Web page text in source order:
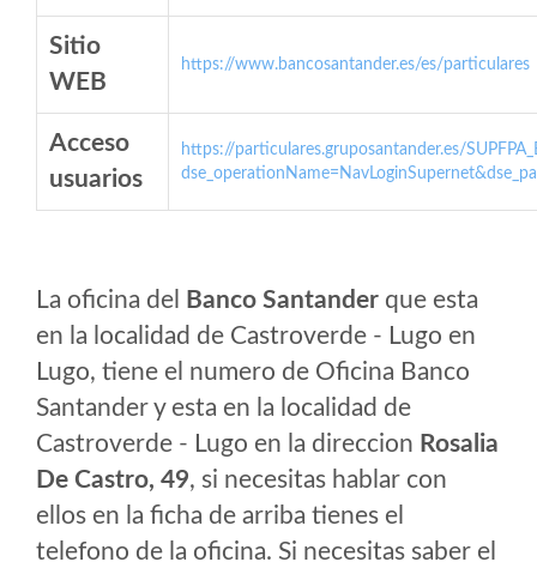
Sitio
WEB
https://www.bancosantander.es/es/particulares
Acceso
usuarios
https://particulares.gruposantander.es/
La oficina del Banco Santander que esta
en la localidad de Castroverde - Lugo en
Lugo, tiene el numero de Oficina Banco
Santander y esta en la localidad de
Castroverde - Lugo en la direccion Rosalia
De Castro, 49, si necesitas hablar con
ellos en la ficha de arriba tienes el
telefono de la oficina. Si necesitas saber el